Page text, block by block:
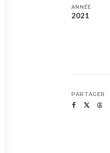
ANNÉE
2021
PARTAGER